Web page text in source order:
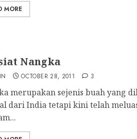
MORE
Nangka
OCTOBER 28, 2011 3
merupakan sejenis buah yang
dari India tetapi kini telah